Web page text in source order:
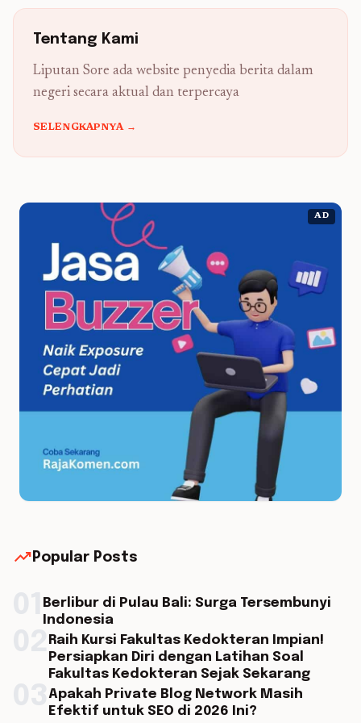
Tentang Kami
Liputan Sore ada website penyedia berita dalam
negeri secara aktual dan terpercaya
SELENGKAPNYA →
AD
trending_up Popular Posts
Berlibur di Pulau Bali: Surga Tersembunyi
Indonesia
Raih Kursi Fakultas Kedokteran Impian!
Persiapkan Diri dengan Latihan Soal
Fakultas Kedokteran Sejak Sekarang
Apakah Private Blog Network Masih
Efektif untuk SEO di 2026 Ini?